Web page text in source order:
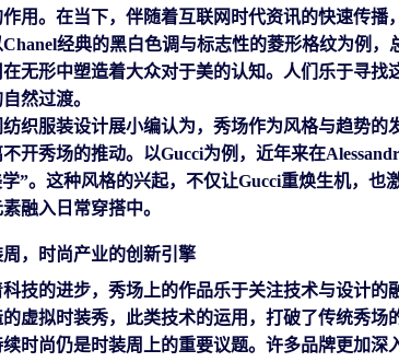
用。 在当下，伴随着互联网时代资讯的快速传播
Chanel经典的黑白色调与标志性的菱形格纹为例 ，
无形中塑造着大众对于美的认知。人们 乐于寻找
然过渡。
纺织服装设计展小编认为， 秀场作为风格与趋势的
不开秀场的推动。以Gucci为例，近年来在
学”。这种风格的兴起，不仅让Gucci重焕生机，
融入日常穿搭中。
，
时尚产业的创新引擎
技的进步， 秀场 上的作品乐于关注技术与设计的
虚拟时装秀，
此类技术的运用，打破了传统秀场
时尚仍是时装周上的重要议题。许多品牌更加深